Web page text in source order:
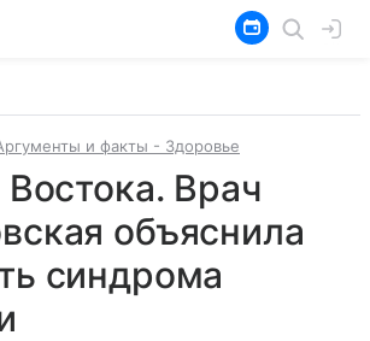
и факты - Здоровье
Востока. Врач
объяснила
синдрома